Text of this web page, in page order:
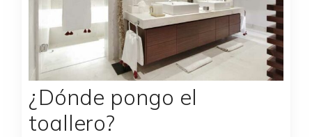
¿Dónde pongo el
toallero?